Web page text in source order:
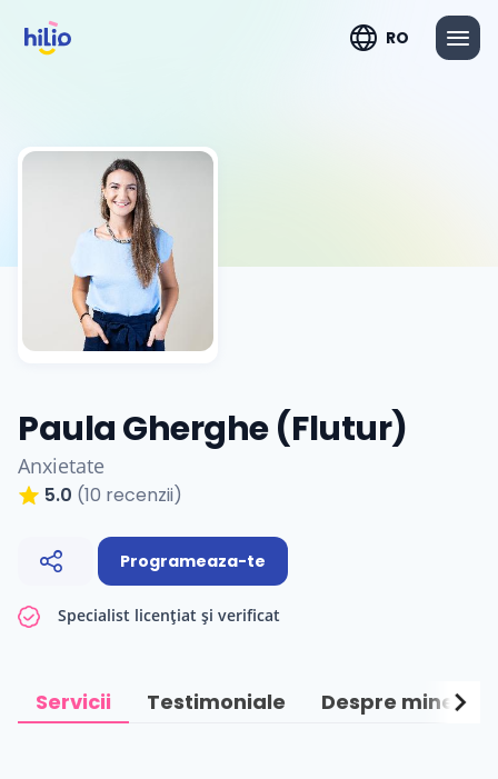
RO
Paula Gherghe (Flutur)
Anxietate
5.0 (10 recenzii)
Programeaza-te
Specialist licențiat și verificat
Servicii Testimoniale Despre minechevron_right